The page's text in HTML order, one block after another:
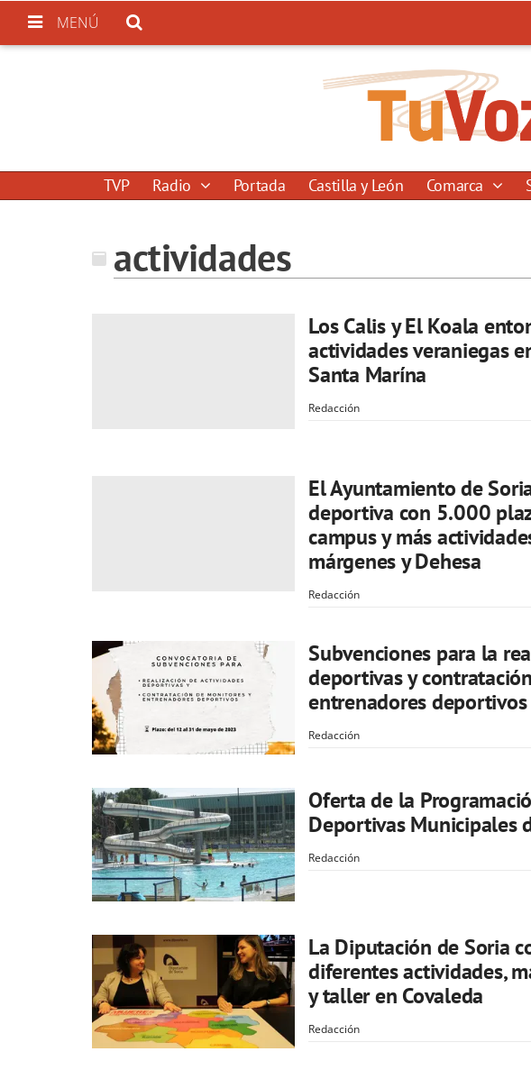
MENÚ
TVP Radio Portada Castilla y León Comarca
actividades
Los Calis y El Koala
actividades veraniegas
Santa Marína
Redacción
El Ayuntamiento de
deportiva con 5.000
campus y más
márgenes y Dehesa
Redacción
Subvenciones para la
deportivas y
entrenadores deportivos
Redacción
Oferta de la
Deportivas Municipales
Redacción
La Diputación de Soria
diferentes actividades,
y taller en Covaleda
Redacción